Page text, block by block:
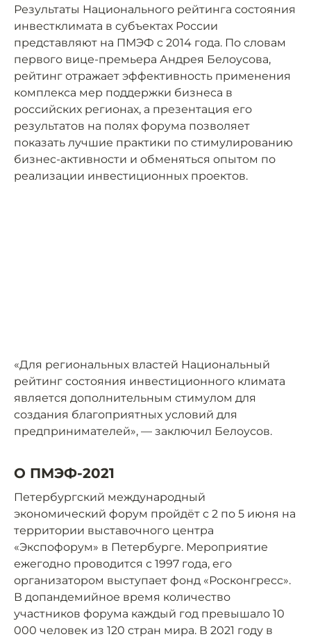
Результаты Национального рейтинга состояния
инвестклимата в субъектах России
представляют на ПМЭФ с 2014 года. По словам
первого вице-премьера Андрея Белоусова,
рейтинг отражает эффективность применения
комплекса мер поддержки бизнеса в
российских регионах, а презентация его
результатов на полях форума позволяет
показать лучшие практики по стимулированию
бизнес-активности и обменяться опытом по
реализации инвестиционных проектов.
«Для региональных властей Национальный
рейтинг состояния инвестиционного климата
является дополнительным стимулом для
создания благоприятных условий для
предпринимателей», — заключил Белоусов.
О ПМЭФ-2021
Петербургский международный
экономический форум пройдёт с 2 по 5 июня на
территории выставочного центра
«Экспофорум» в Петербурге. Мероприятие
ежегодно проводится с 1997 года, его
организатором выступает фонд «Росконгресс».
В допандемийное время количество
участников форума каждый год превышало 10
000 человек из 120 стран мира. В 2021 году в